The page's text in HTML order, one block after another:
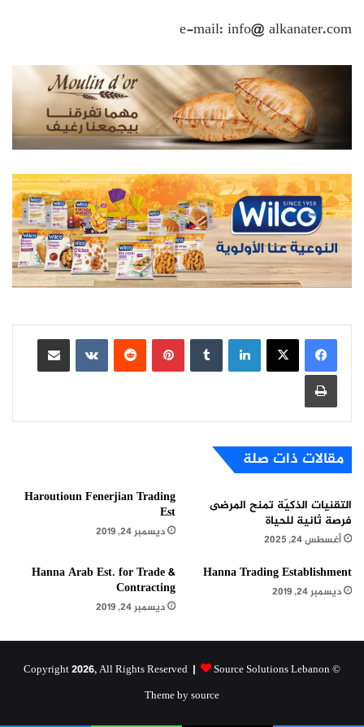
e-mail: info@ alkanater.com
لينكدإن بينتيريست
مشاركة عبر البريد
طباعة
مقالات ذات صلة
التقنيات الذكيّة تمنح المرضى
فرصة ثانية للحياة
أغسطس 24, 2025
Haroutioun Fenerjian Trading
Est
ديسمبر 24, 2019
Hanna Trading Establishment
ديسمبر 24, 2019
Hanna Arab Est. for Trade &
Contracting
ديسمبر 24, 2019
© Copyright 2026, All Rights Reserved |
Source Solutions Lebanon
Theme by source